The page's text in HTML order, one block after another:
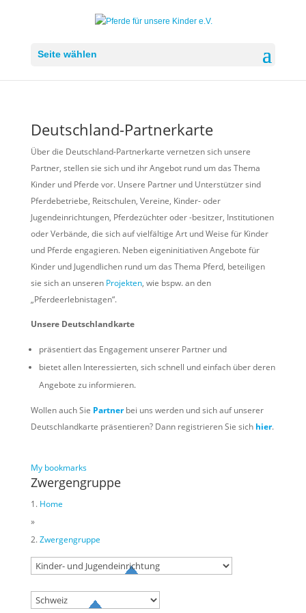
Seite wählen
Deutschland-Partnerkarte
Über die Deutschland-Partnerkarte vernetzen sich unsere
Partner, stellen sie sich und ihr Angebot rund um das Thema
Kinder und Pferde vor. Unsere Partner und Unterstützer sind
Pferdebetriebe, Reitschulen, Vereine, Kinder- oder
Jugendeinrichtungen, Pferdezüchter oder -besitzer, Institutionen
oder Verbände, die sich auf vielfältige Art und Weise für Kinder
und Pferde engagieren. Neben eigeninitiativen Angebote für
Kinder und Jugendlichen rund um das Thema Pferd, beteiligen
sie sich an unseren Projekten, wie bspw. an den
„Pferdeerlebnistagen“.
Unsere Deutschlandkarte
präsentiert das Engagement unserer Partner und
bietet allen Interessierten, sich schnell und einfach über deren
Angebote zu informieren.
Wollen auch Sie Partnerbei uns werden und sich auf unserer
Deutschlandkarte präsentieren? Dann registrieren Sie sich hier.
My bookmarks
Zwergengruppe
Home
»
Zwergengruppe